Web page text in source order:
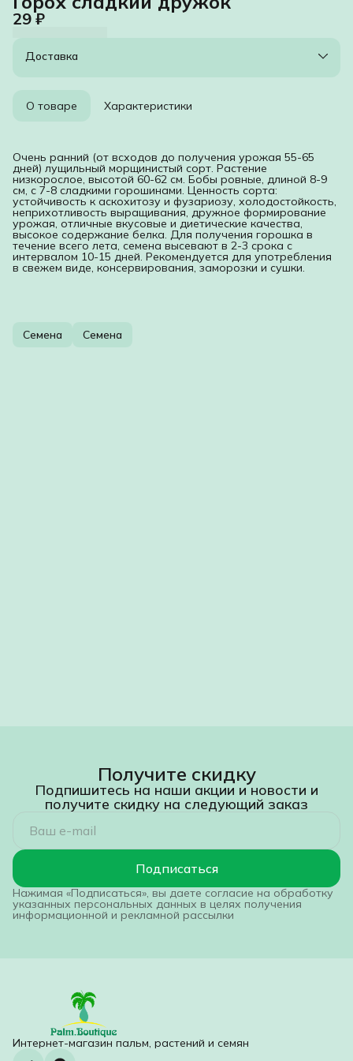
29 ₽
Доставка
О товаре Характеристики
Очень ранний (от всходов до получения урожая 55-65
дней) лущильный морщинистый сорт. Растение
низкорослое, высотой 60-62 см. Бобы ровные, длиной 8-9
см, с 7-8 сладкими горошинами. Ценность сорта:
устойчивость к аскохитозу и фузариозу, холодостойкость,
неприхотливость выращивания, дружное формирование
урожая, отличные вкусовые и диетические качества,
высокое содержание белка. Для получения горошка в
течение всего лета, семена высевают в 2-3 срока с
интервалом 10-15 дней. Рекомендуется для употребления
в свежем виде, консервирования, заморозки и сушки.
Семена Семена
Получите скидку
Подпишитесь на наши акции и новости и
получите скидку на следующий заказ
Подписаться
Нажимая «Подписаться», вы даете согласие на обработку
указанных персональных данных в целях получения
информационной и рекламной рассылки
Интернет-магазин пальм, растений и семян